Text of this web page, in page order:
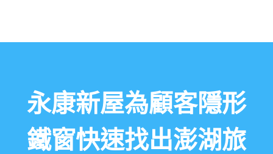
永康新屋為顧客隱形
鐵窗快速找出澎湖旅